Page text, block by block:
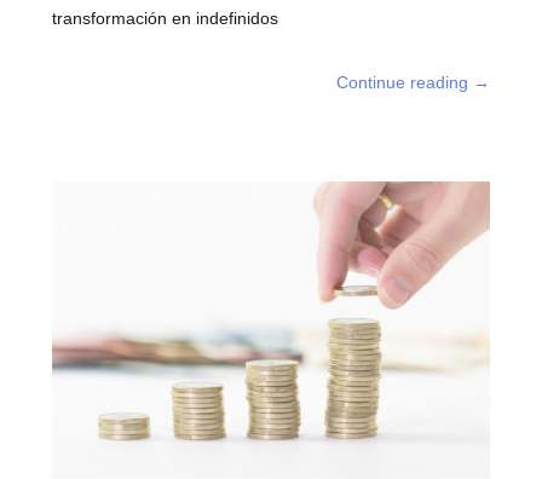
transformación en indefinidos
Continue reading →